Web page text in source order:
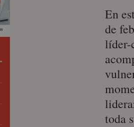
En
de
líder-
toda